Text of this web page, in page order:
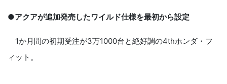
●アクアが追加発売したワイルド仕様を最初から設定
1か月間の初期受注が3万1000台と絶好調の4thホンダ・フ
ィット。